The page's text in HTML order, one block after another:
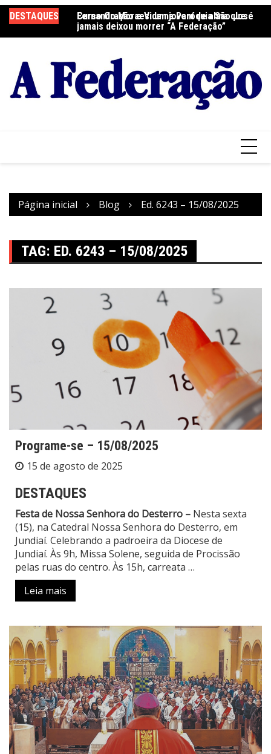
para
o
DESTAQUES
Fernando Moraes: um jovem de alma que
jamais deixou morrer “A Federação”
Curso Oração e Vida na Paróquia São José
Página inicial Blog Ed. 6243 – 15/08/2025
TAG: ED. 6243 – 15/08/2025
Programe-se – 15/08/2025
15 de agosto de 2025
DESTAQUES
Festa de Nossa Senhora do Desterro – Nesta sexta
(15), na Catedral Nossa Senhora do Desterro, em
Jundiaí. Celebrando a padroeira da Diocese de
Jundiaí. Às 9h, Missa Solene, seguida de Procissão
pelas ruas do centro. Às 15h, carreata …
Leia mais